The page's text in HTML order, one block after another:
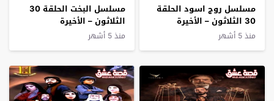
مسلسل روج اسود الحلقة
30 الثلاثون – الأخيرة
منذ 5 أشهر
مسلسل البخت الحلقة 30
الثلاثون – الأخيرة
منذ 5 أشهر